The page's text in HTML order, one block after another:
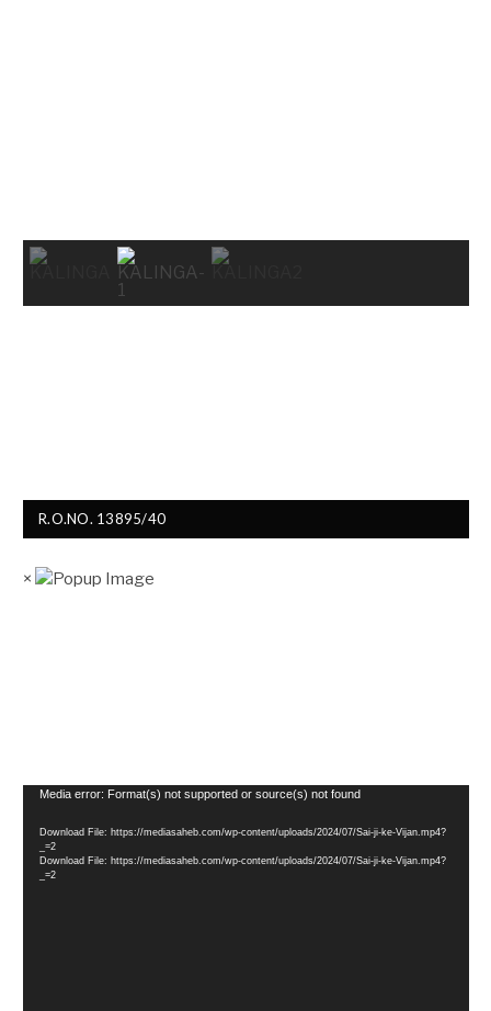
R.O.NO. 13895/40
×
Video
Media error: Format(s) not supported or source(s) not found
Download File: https://mediasaheb.com/wp-content/uploads/2024/07/Sai-ji-ke-Vijan.mp4?
_=2
Download File: https://mediasaheb.com/wp-content/uploads/2024/07/Sai-ji-ke-Vijan.mp4?
_=2